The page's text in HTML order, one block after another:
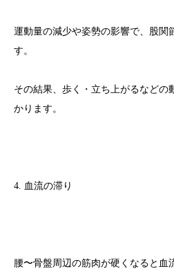
運動量の減少や姿勢の影響で、股関
す。
その結果、歩く・立ち上がるなどの
かります。
4. 血流の滞り
腰〜骨盤周辺の筋肉が硬くなると血